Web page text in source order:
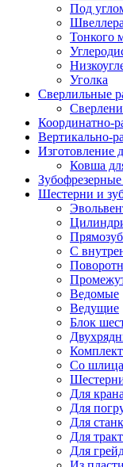
Под
Тонкого
Уголка
Сверлильные
Координатно-
Вертикально-
Изготовление
Ковша
Шестерни и
С
Ведомые
Ведущие
Блок
Со
Для
Для
Для
Для
Для